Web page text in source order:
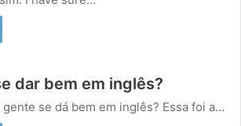
dar bem em inglês?
se dá bem em inglês? Essa foi a…